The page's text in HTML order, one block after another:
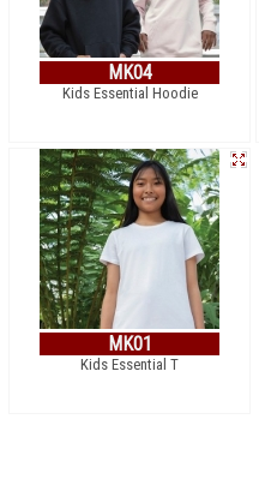
MK04
Kids Essential Hoodie
MK01
Kids Essential T